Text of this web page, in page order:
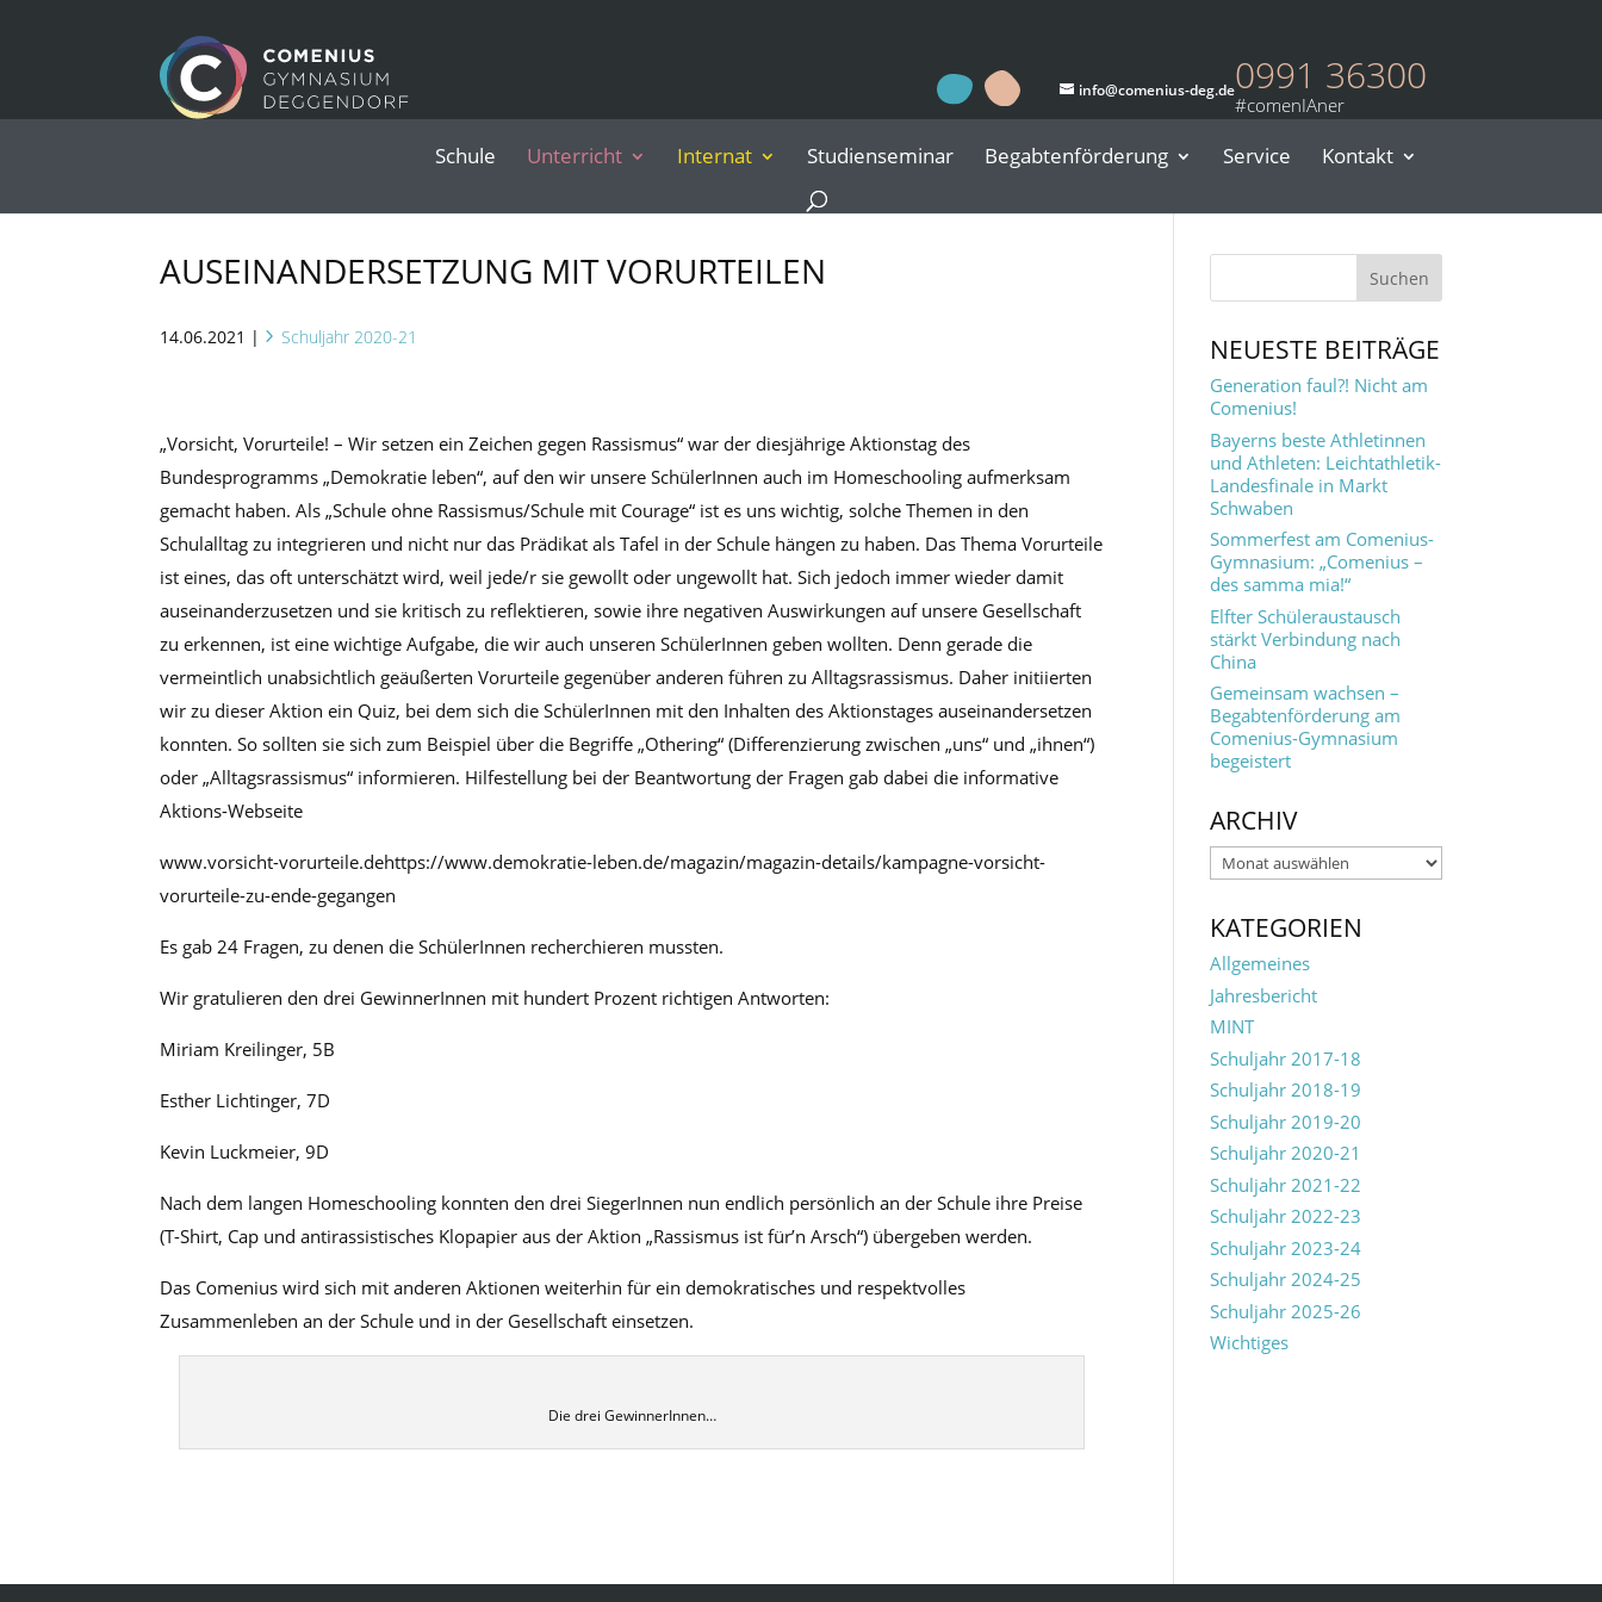
0991 36300
info@comenius-deg.de
Schule Unterricht Internat Studienseminar Begabtenförderung Service Kontakt
AUSEINANDERSETZUNG MIT VORURTEILEN
14.06.2021 | Schuljahr 2020-21
„Vorsicht, Vorurteile! – Wir setzen ein Zeichen gegen Rassismus“ war der diesjährige Aktionstag des
Bundesprogramms „Demokratie leben“, auf den wir unsere SchülerInnen auch im Homeschooling aufmerksam
gemacht haben. Als „Schule ohne Rassismus/Schule mit Courage“ ist es uns wichtig, solche Themen in den
Schulalltag zu integrieren und nicht nur das Prädikat als Tafel in der Schule hängen zu haben. Das Thema Vorurteile
ist eines, das oft unterschätzt wird, weil jede/r sie gewollt oder ungewollt hat. Sich jedoch immer wieder damit
auseinanderzusetzen und sie kritisch zu reflektieren, sowie ihre negativen Auswirkungen auf unsere Gesellschaft
zu erkennen, ist eine wichtige Aufgabe, die wir auch unseren SchülerInnen geben wollten. Denn gerade die
vermeintlich unabsichtlich geäußerten Vorurteile gegenüber anderen führen zu Alltagsrassismus. Daher initiierten
wir zu dieser Aktion ein Quiz, bei dem sich die SchülerInnen mit den Inhalten des Aktionstages auseinandersetzen
konnten. So sollten sie sich zum Beispiel über die Begriffe „Othering“ (Differenzierung zwischen „uns“ und „ihnen“)
oder „Alltagsrassismus“ informieren. Hilfestellung bei der Beantwortung der Fragen gab dabei die informative
Aktions-Webseite
www.vorsicht-vorurteile.dehttps://www.demokratie-leben.de/magazin/magazin-details/kampagne-vorsicht-
vorurteile-zu-ende-gegangen
Es gab 24 Fragen, zu denen die SchülerInnen recherchieren mussten.
Wir gratulieren den drei GewinnerInnen mit hundert Prozent richtigen Antworten:
Miriam Kreilinger, 5B
Esther Lichtinger, 7D
Kevin Luckmeier, 9D
Nach dem langen Homeschooling konnten den drei SiegerInnen nun endlich persönlich an der Schule ihre Preise
(T-Shirt, Cap und antirassistisches Klopapier aus der Aktion „Rassismus ist für’n Arsch“) übergeben werden.
Das Comenius wird sich mit anderen Aktionen weiterhin für ein demokratisches und respektvolles
Zusammenleben an der Schule und in der Gesellschaft einsetzen.
Die drei GewinnerInnen…
NEUESTE BEITRÄGE
Generation faul?! Nicht am
Comenius!
Bayerns beste Athletinnen
und Athleten: Leichtathletik-
Landesfinale in Markt
Schwaben
Sommerfest am Comenius-
Gymnasium: „Comenius –
des samma mia!“
Elfter Schüleraustausch
stärkt Verbindung nach
China
Gemeinsam wachsen –
Begabtenförderung am
Comenius-Gymnasium
begeistert
ARCHIV
Archiv
KATEGORIEN
Allgemeines
Jahresbericht
MINT
Schuljahr 2017-18
Schuljahr 2018-19
Schuljahr 2019-20
Schuljahr 2020-21
Schuljahr 2021-22
Schuljahr 2022-23
Schuljahr 2023-24
Schuljahr 2024-25
Schuljahr 2025-26
Wichtiges